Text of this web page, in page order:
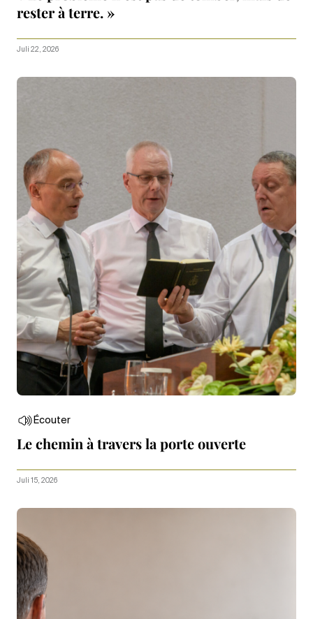
rester à terre. »
Juli 22, 2026
Écouter
Le chemin à travers la porte ouverte
Juli 15, 2026